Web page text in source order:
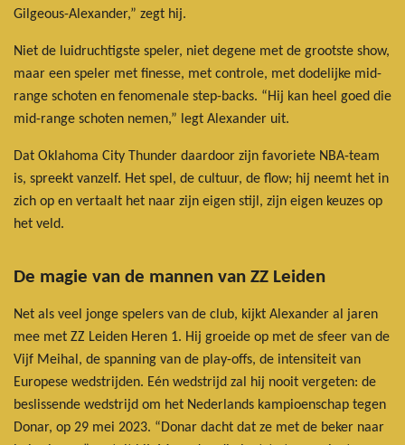
Gilgeous-Alexander,” zegt hij.
Niet de luidruchtigste speler, niet degene met de grootste show,
maar een speler met finesse, met controle, met dodelijke mid-
range schoten en fenomenale step-backs. “Hij kan heel goed die
mid-range schoten nemen,” legt Alexander uit.
Dat Oklahoma City Thunder daardoor zijn favoriete NBA-team
is, spreekt vanzelf. Het spel, de cultuur, de flow; hij neemt het in
zich op en vertaalt het naar zijn eigen stijl, zijn eigen keuzes op
het veld.
De magie van de mannen van ZZ Leiden
Net als veel jonge spelers van de club, kijkt Alexander al jaren
mee met ZZ Leiden Heren 1. Hij groeide op met de sfeer van de
Vijf Meihal, de spanning van de play-offs, de intensiteit van
Europese wedstrijden. Eén wedstrijd zal hij nooit vergeten: de
beslissende wedstrijd om het Nederlands kampioenschap tegen
Donar, op 29 mei 2023. “Donar dacht dat ze met de beker naar